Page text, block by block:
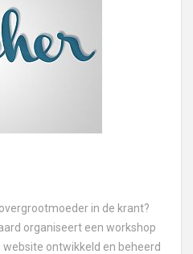
in de krant?
organiseert een workshop
website ontwikkeld en beheerd